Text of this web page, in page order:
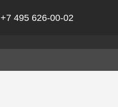
+7 495 626-00-02